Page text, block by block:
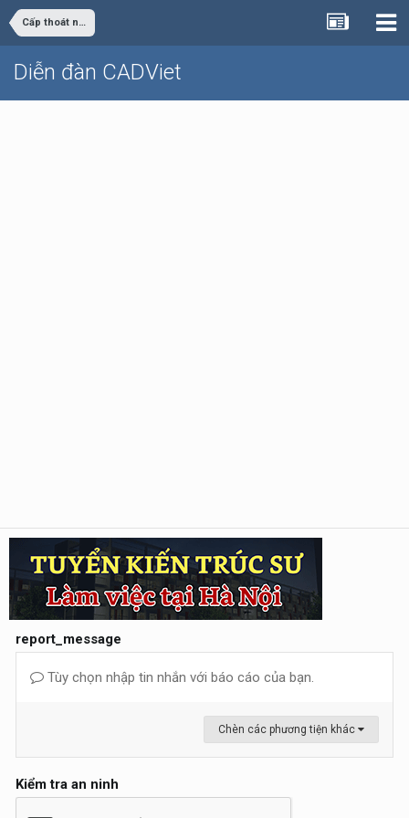
Cấp thoát nước
Diễn đàn CADViet
report_message
Tùy chọn nhập tin nhắn với báo cáo của bạn.
Chèn các phương tiện khác
Kiểm tra an ninh